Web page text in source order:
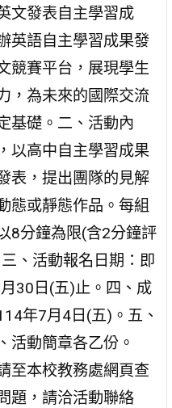
文發表自主學習成
英語自主學習成果發
競賽平台，展現學生
，為未來的國際交流
基礎。二、活動內
以高中自主學習成果
表，提出團隊的見解
態或靜態作品。每組
8分鐘為限(含2分鐘評
、活動報名日期：即
30日(五)止。四、成
年7月4日(五)。五、
活動簡章各乙份。
至本校教務處網頁查
題，請洽活動聯絡